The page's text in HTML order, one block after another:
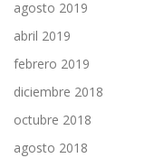
agosto 2019
abril 2019
febrero 2019
diciembre 2018
octubre 2018
agosto 2018